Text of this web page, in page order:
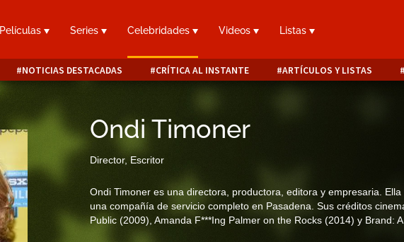
Películas Series Celebridades Videos Listas
NOTICIAS DESTACADAS CRÍTICA AL INSTANTE ARTÍCULOS Y LISTAS
Ondi Timoner
Director, Escritor
Ondi Timoner es una directora, productora, editora y empresaria.
una compañía de servicio completo en Pasadena. Sus créditos
Public (2009), Amanda F***Ing Palmer on the Rocks (2014) y Brand: